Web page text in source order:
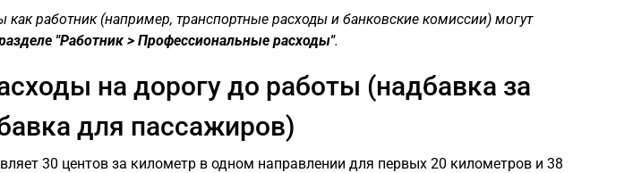
работник (например, транспортные расходы и банковские комиссии) могут
"Работник > Профессиональные расходы".
на дорогу до работы (надбавка за
для пассажиров)
30 центов за километр в одном направлении для первых 20 километров и 38